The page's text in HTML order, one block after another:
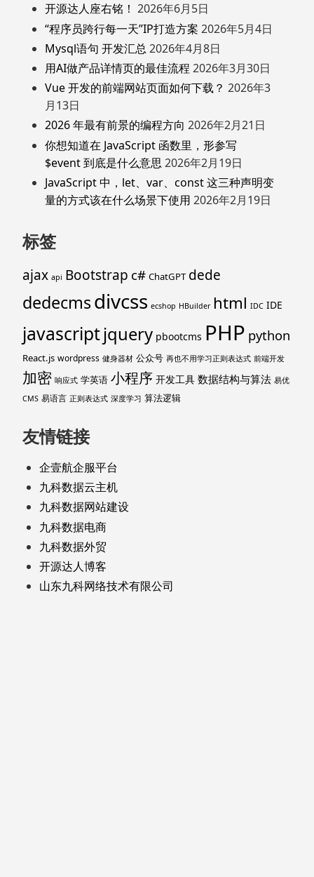
开源达人座右铭！ 2026年6月5日
“程序员跨行每一天”IP打造方案 2026年5月4日
Mysql语句 开发汇总 2026年4月8日
用AI做产品详情页的最佳流程 2026年3月30日
Vue 开发的前端网站页面如何下载？ 2026年3
月13日
2026 年最有前景的编程方向 2026年2月21日
你想知道在 JavaScript 函数里，形参写
$event 到底是什么意思 2026年2月19日
JavaScript 中，let、var、const 这三种声明变
量的方式该在什么场景下使用 2026年2月19日
标签
ajax api Bootstrap c# ChatGPT dede
dedecmsdivcss ecshop HBuilder html IDC IDE
javascriptjquery pbootcms PHP python
React.js wordpress 健身器材 公众号 再也不用学习正则表达式 前端开发
加密 响应式 学英语 小程序 开发工具 数据结构与算法 易优
CMS 易语言 正则表达式 深度学习 算法逻辑
友情链接
企壹航企服平台
九科数据云主机
九科数据网站建设
九科数据电商
九科数据外贸
开源达人博客
山东九科网络技术有限公司